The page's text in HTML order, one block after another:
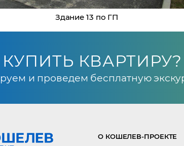
Здание 13 по ГП
КУПИТЬ
и проведем бесплатную
О КОШЕЛЕВ-ПРОЕКТЕ